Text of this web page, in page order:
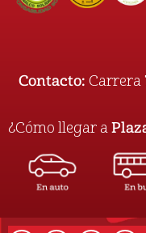
Contacto: Carrera
¿Cómo llegar a